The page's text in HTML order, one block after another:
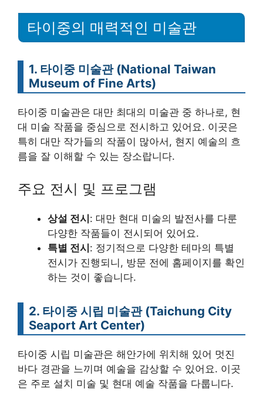
타이중의 매력적인 미술관
1. 타이중 미술관 (National Taiwan
Museum of Fine Arts)
타이중 미술관은 대만 최대의 미술관 중 하나로, 현
대 미술 작품을 중심으로 전시하고 있어요. 이곳은
특히 대만 작가들의 작품이 많아서, 현지 예술의 흐
름을 잘 이해할 수 있는 장소랍니다.
주요 전시 및 프로그램
상설 전시 : 대만 현대 미술의 발전사를 다룬
다양한 작품들이 전시되어 있어요.
특별 전시 : 정기적으로 다양한 테마의 특별
전시가 진행되니, 방문 전에 홈페이지를 확인
하는 것이 좋습니다.
2. 타이중 시립 미술관 (Taichung City
Seaport Art Center)
타이중 시립 미술관은 해안가에 위치해 있어 멋진
바다 경관을 느끼며 예술을 감상할 수 있어요. 이곳
은 주로 설치 미술 및 현대 예술 작품을 다룹니다.